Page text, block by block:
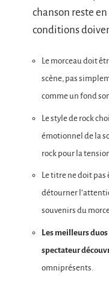
chanson reste
conditions
Le morceau doit
scène, pas
comme un fond
Le style de rock
émotionnel de la
rock pour la
Le titre ne doit
détourner
souvenirs du
Les meilleurs
spectateur
omniprésents.